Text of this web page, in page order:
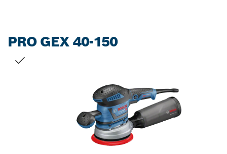
PRO GEX 40-150